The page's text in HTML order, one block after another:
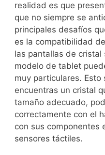
realidad es que
que no siempre se
principales desafíos
es la compatibilidad
las pantallas de cristal
modelo de tablet
muy particulares. Esto
encuentras un cristal
tamaño adecuado,
correctamente con el
con sus componentes
sensores táctiles.